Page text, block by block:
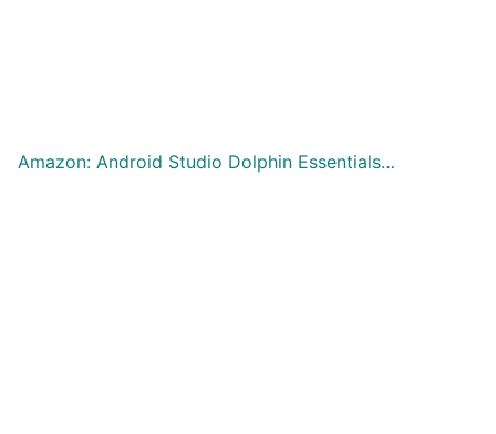
Amazon: Android Studio Dolphin Essentials…